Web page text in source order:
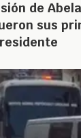
de
sus